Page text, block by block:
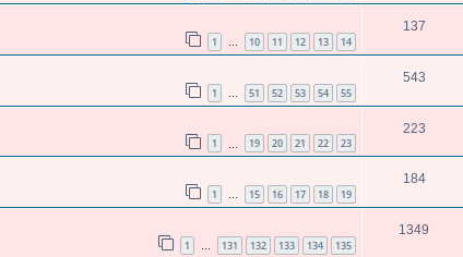
1 … 10 11 12 13 14
137
1 … 51 52 53 54 55
543
1 19 20 21 22 23
223
1 … 15 16 17 18 19
184
1 131 132 133 134 135
1349